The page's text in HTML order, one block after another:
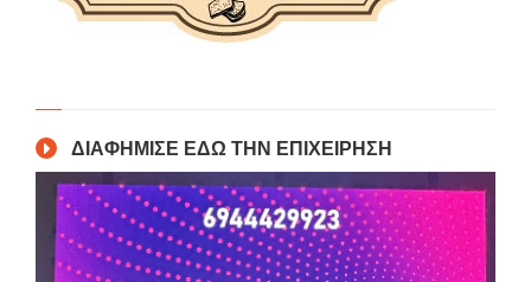
ΔΙΑΦΗΜΙΣΕ ΕΔΩ ΤΗΝ ΕΠΙΧΕΙΡΗΣΗ